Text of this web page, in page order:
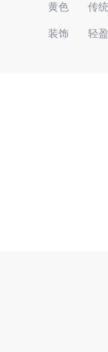
黄色 传
装饰 轻盈